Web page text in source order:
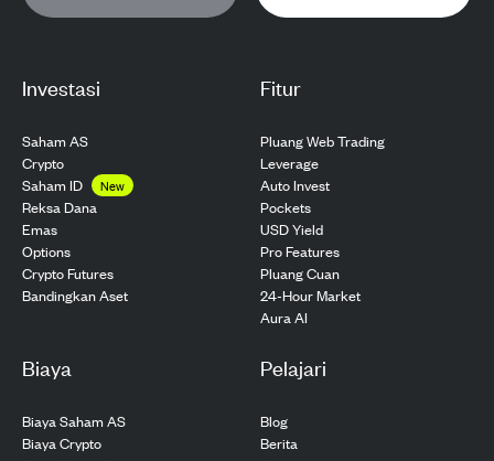
Investasi
Saham AS
Crypto
Saham ID
New
Reksa Dana
Emas
Options
Crypto Futures
Bandingkan Aset
Fitur
Pluang Web Trading
Leverage
Auto Invest
Pockets
USD Yield
Pro Features
Pluang Cuan
24-Hour Market
Aura AI
Biaya
Biaya Saham AS
Biaya Crypto
Pelajari
Blog
Berita